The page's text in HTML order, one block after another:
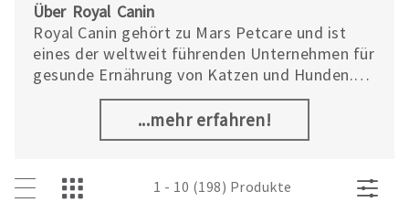
Über Royal Canin
Royal Canin gehört zu Mars Petcare und ist
eines der weltweit führenden Unternehmen für
gesunde Ernährung von Katzen und Hunden.
Neben der Marke ROYAL CANIN® gehört
außerhalb Europas auch Eukanuba™, eine
Marke für High-Performance-Ernährung für
...mehr erfahren!
1 - 10 (198) Produkte